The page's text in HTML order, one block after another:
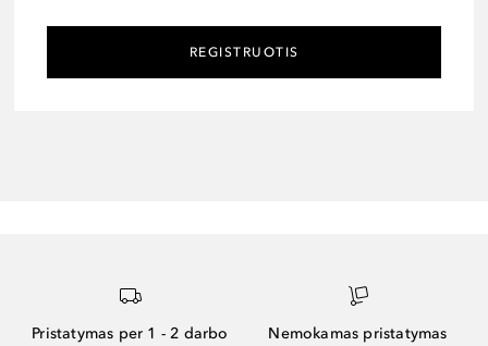
REGISTRUOTIS
Pristatymas per 1 - 2 darbo Nemokamas pristatymas